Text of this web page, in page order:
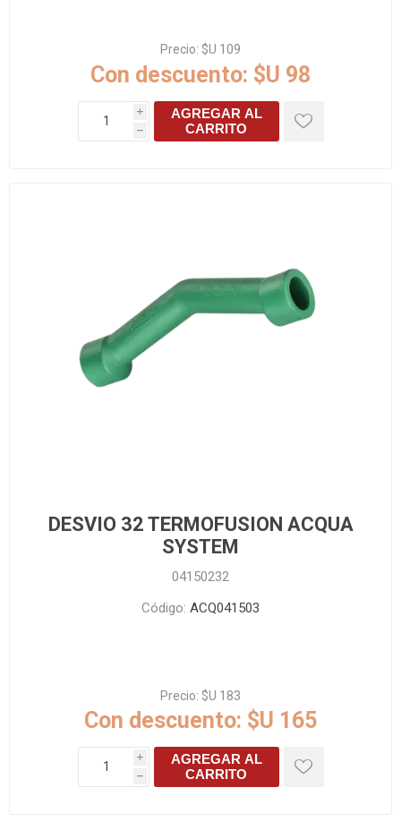
Precio: $U 109
Con descuento: $U 98
i
h
AGREGAR AL
CARRITO
DESVIO 32 TERMOFUSION ACQUA
SYSTEM
04150232
Código: ACQ041503
Precio: $U 183
Con descuento: $U 165
i
h
AGREGAR AL
CARRITO